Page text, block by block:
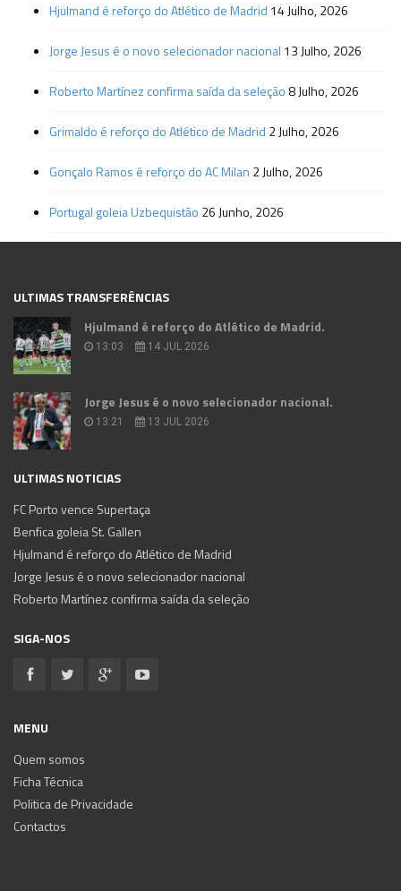
Hjulmand é reforço do Atlético de Madrid 14 Julho, 2026
Jorge Jesus é o novo selecionador nacional 13 Julho, 2026
Roberto Martínez confirma saída da seleção 8 Julho, 2026
Grimaldo é reforço do Atlético de Madrid 2 Julho, 2026
Gonçalo Ramos é reforço do AC Milan 2 Julho, 2026
Portugal goleia Uzbequistão 26 Junho, 2026
ULTIMAS TRANSFERÊNCIAS
Hjulmand é reforço do Atlético de Madrid.
13:03 14 JUL 2026
Jorge Jesus é o novo selecionador nacional.
13:21 13 JUL 2026
ULTIMAS NOTICIAS
FC Porto vence Supertaça
Benfica goleia St. Gallen
Hjulmand é reforço do Atlético de Madrid
Jorge Jesus é o novo selecionador nacional
Roberto Martínez confirma saída da seleção
SIGA-NOS
MENU
Quem somos
Ficha Técnica
Politica de Privacidade
Contactos